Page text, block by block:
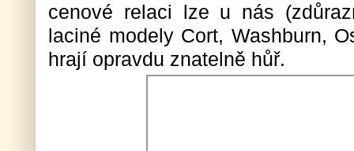
cenové relaci lze u nás
laciné modely Cort, Washburn,
hrají opravdu znatelně hůř.